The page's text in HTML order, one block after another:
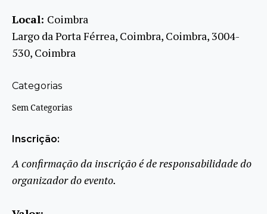
Local: Coimbra
Largo da Porta Férrea, Coimbra, Coimbra, 3004-
530, Coimbra
Categorias
Sem Categorias
Inscrição:
A confirmação da inscrição é de responsabilidade do
organizador do evento.